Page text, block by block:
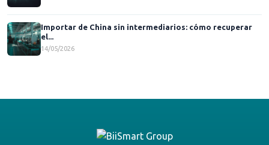
Importar de China sin intermediarios: cómo recuperar
el...
14/05/2026